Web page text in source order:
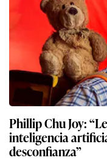
Phillip Chu Joy:
inteligencia
desconfianza”